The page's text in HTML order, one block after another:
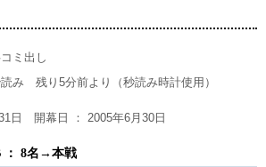
ミ出し
み 残り5分前より（秒読み時計使用）
日 開幕日 ： 2005年6月30日
： 8名→本戦